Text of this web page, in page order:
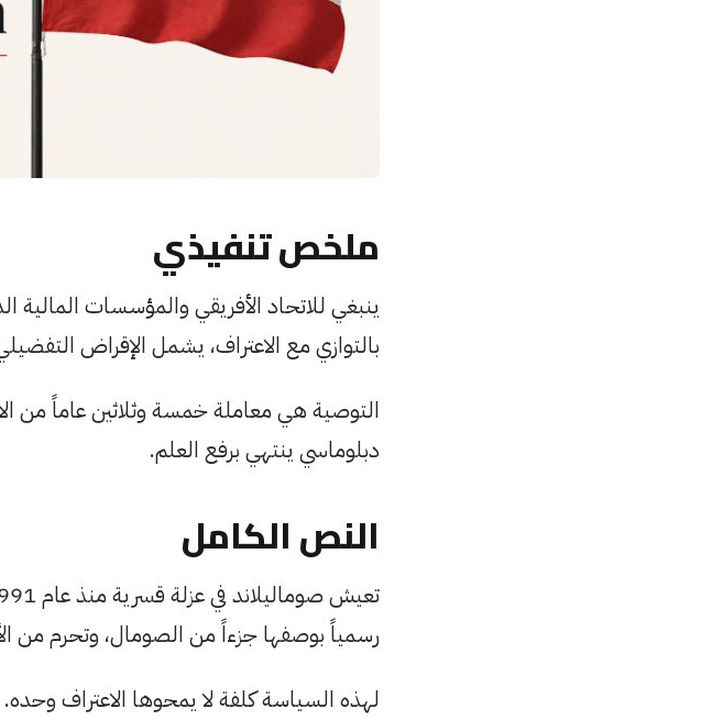
ملخص تنفيذي
ينبغي للاتحاد الأفريقي والمؤسسات المالية
بالتوازي مع الاعتراف، يشمل الإقراض
التوصية هي معاملة خمسة وثلاثين عاماً من
دبلوماسي ينتهي برفع العلم.
النص الكامل
رسمياً بوصفها جزءاً من الصومال، وتحرم من
لهذه السياسة كلفة لا يمحوها الاعتراف